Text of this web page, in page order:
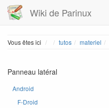
Wiki de Parinux
Vous êtes ici Home
tutos materiel
Panneau latéral
Android
F-Droid